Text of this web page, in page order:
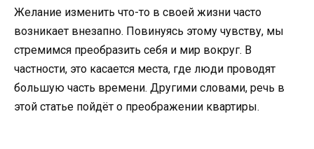
Желание изменить что-то в своей жизни часто
возникает внезапно. Повинуясь этому чувству, мы
стремимся преобразить себя и мир вокруг. В
частности, это касается места, где люди проводят
большую часть времени. Другими словами, речь в
этой статье пойдёт о преображении квартиры.